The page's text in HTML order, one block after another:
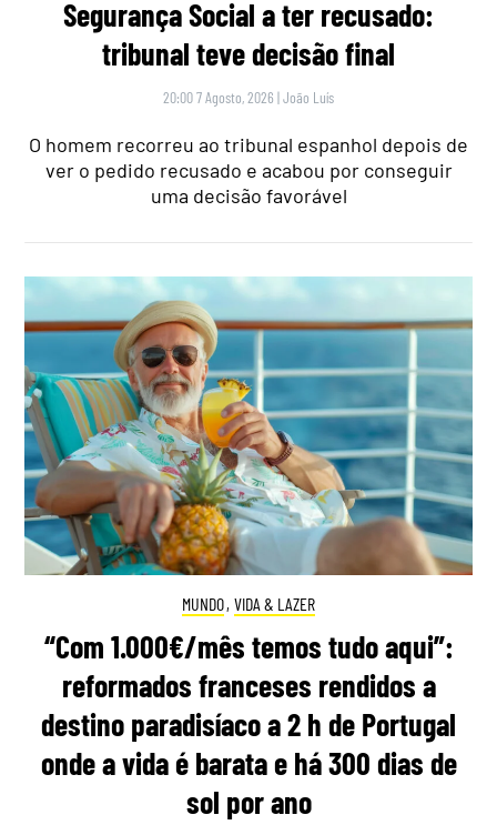
Segurança Social a ter recusado:
tribunal teve decisão final
20:00 7 Agosto, 2026 |João Luís
O homem recorreu ao tribunal espanhol depois de
ver o pedido recusado e acabou por conseguir
uma decisão favorável
MUNDO, VIDA & LAZER
“Com 1.000€/mês temos tudo aqui”:
reformados franceses rendidos a
destino paradisíaco a 2 h de Portugal
onde a vida é barata e há 300 dias de
sol por ano